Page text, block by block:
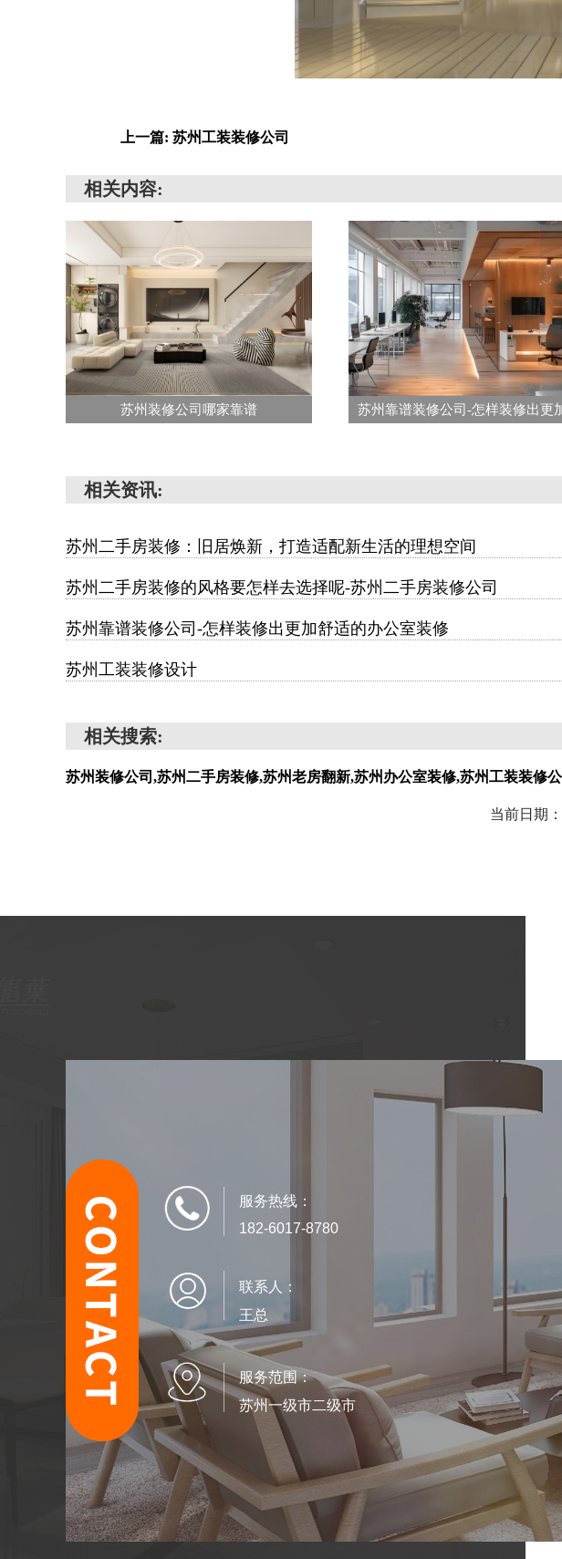
上一篇: 苏州工装装修公司
相关内容:
苏州装修公司哪家靠谱
相关资讯:
苏州二手房装修：旧居焕新，打造适配新生活的理想空间
苏州二手房装修的风格要怎样去选择呢-苏州二手房装修公司
苏州靠谱装修公司-怎样装修出更加舒适的办公室装修
苏州工装装修设计
相关搜索:
苏州装修公司,苏州二手房装修,苏州老房翻新,苏州办公室装修,苏州工装装修
当前日期
服务热线：
182-6017-8780
联系人：
王总
服务范围：
苏州一级市二级市